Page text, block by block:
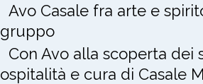
Avo Casale fra arte e
gruppo
Con Avo alla scoperta dei
ospitalità e cura di Casale